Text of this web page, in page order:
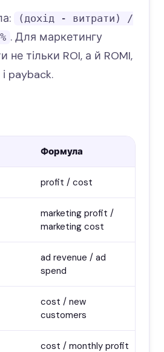
(дохід - витрати) /
. Для маркетингу
не тільки ROI, а й ROMI,
і payback.
Формула
profit / cost
marketing profit /
marketing cost
ad revenue / ad
spend
cost / new
customers
cost / monthly profit